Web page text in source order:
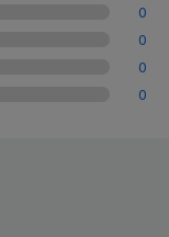
0
0
0
0